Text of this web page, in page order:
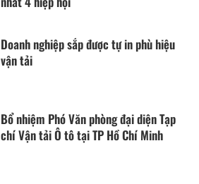
Doanh nghiệp sắp được tự in phù hiệu
vận tải
Bổ nhiệm Phó Văn phòng đại diện Tạp
chí Vận tải Ô tô tại TP Hồ Chí Minh